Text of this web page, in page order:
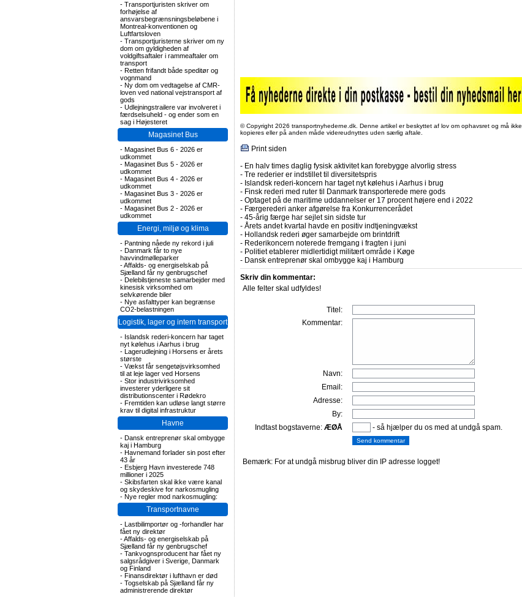
- Transportjuristen skriver om
forhøjelse af
ansvarsbegrænsningsbeløbene i
Montreal-konventionen og
Luftfartsloven
- Transportjuristerne skriver om ny
dom om gyldigheden af
voldgiftsaftaler i rammeaftaler om
transport
- Retten frifandt både speditør og
vognmand
- Ny dom om vedtagelse af CMR-
loven ved national vejstransport af
gods
- Udlejningstrailere var involveret i
færdselsuheld - og ender som en
sag i Højesteret
Magasinet Bus
- Magasinet Bus 6 - 2026 er
udkommet
- Magasinet Bus 5 - 2026 er
udkommet
- Magasinet Bus 4 - 2026 er
udkommet
- Magasinet Bus 3 - 2026 er
udkommet
- Magasinet Bus 2 - 2026 er
udkommet
Energi, miljø og klima
- Pantning nåede ny rekord i juli
- Danmark får to nye
havvindmølleparker
-Affalds- og energiselskab på
Sjælland får ny genbrugschef
- Delebilstjeneste samarbejder med
kinesisk virksomhed om
selvkørende biler
- Nye asfalttyper kan begrænse
CO2-belastningen
Logistik, lager og intern transport
- Islandsk rederi-koncern har taget
nyt kølehus i Aarhus i brug
- Lagerudlejning i Horsens er årets
største
- Vækst får sengetøjsvirksomhed
til at leje lager ved Horsens
- Stor industrivirksomhed
investerer yderligere sit
distributionscenter i Rødekro
- Fremtiden kan udløse langt større
krav til digital infrastruktur
Havne
- Dansk entreprenør skal ombygge
kaj i Hamburg
- Havnemand forlader sin post efter
43 år
- Esbjerg Havn investerede 748
millioner i 2025
- Skibsfarten skal ikke være kanal
og skydeskive for narkosmugling
- Nye regler mod narkosmugling:
Transportnavne
- Lastbilimportør og -forhandler har
fået ny direktør
-Affalds- og energiselskab på
Sjælland får ny genbrugschef
- Tankvognsproducent har fået ny
salgsrådgiver i Sverige, Danmark
og Finland
- Finansdirektør i lufthavn er død
- Togselskab på Sjælland får ny
administrerende direktør
© Copyright 2026 transportnyhederne.dk. Denne artikel er beskyttet af lov om ophavsret og må ikke
kopieres eller på anden måde videreudnyttes uden særlig aftale.
Print siden
- En halv times daglig fysisk aktivitet kan forebygge alvorlig stress
- Tre rederier er indstillet til diversitetspris
- Islandsk rederi-koncern har taget nyt kølehus i Aarhus i brug
- Finsk rederi med ruter til Danmark transporterede mere gods
- Optaget på de maritime uddannelser er 17 procent højere end i 2022
- Færgerederi anker afgørelse fra Konkurrencerådet
- 45-årig færge har sejlet sin sidste tur
- Årets andet kvartal havde en positiv indtjeningvækst
- Hollandsk rederi øger samarbejde om brintdrift
- Rederikoncern noterede fremgang i fragten i juni
- Politiet etablerer midlertidigt militært område i Køge
- Dansk entreprenør skal ombygge kaj i Hamburg
Skriv din kommentar:
Alle felter skal udfyldes!
Titel:
Kommentar:
Navn:
Email:
Adresse:
By:
Indtast bogstaverne: ÆØÅ - så hjælper du os med at undgå spam.
Bemærk: For at undgå misbrug bliver din IP adresse logget!